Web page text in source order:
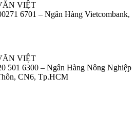
VIỆT
6701 – Ngân Hàng Vietcombank,
VIỆT
501 6300 – Ngân Hàng Nông Nghiệp
CN6, Tp.HCM